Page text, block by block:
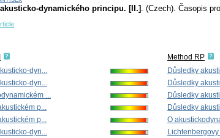
dynamického principu. [II.] . (Czech). Časopis
dyn...
dyn...
...
p...
p...
dyn...
Method RP
Důsledky
Důsledky
Důsledky
Důsledky
O